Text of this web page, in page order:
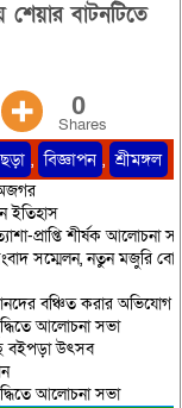
শেয়ার বাটনটিতে
0
Shares
, বিজ্ঞাপন , শ্রীমঙ্গল
ইতিহাস
প্রাপ্তি শীর্ষক আলোচনা
সম্মেলন, নতুন মজুরি
বঞ্চিত করার অভিযোগ
আলোচনা সভা
বইপড়া উৎসব
আলোচনা সভা